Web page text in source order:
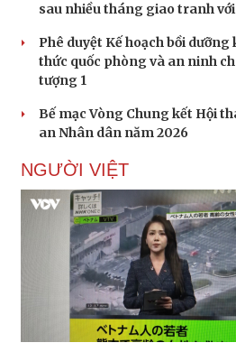
sau nhiều tháng giao tranh
Phê duyệt Kế hoạch bồi dưỡng
thức quốc phòng và an ninh
tượng 1
Bế mạc Vòng Chung kết Hội
an Nhân dân năm 2026
NGƯỜI VIỆT